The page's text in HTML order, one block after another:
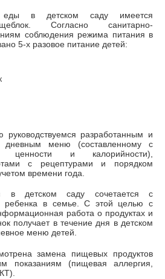
еды в детском саду имеется
Согласно санитарно-
соблюдения режима питания в
5-х разовое питание детей:
разработанным и
меню (составленному с
ценности и калорийности),
с рецептурами и порядком
времени года.
в детском саду сочетается с
ребенка в семье. С этой целью с
работа о продуктах и
получает в течение дня в детском
меню детей.
замена пищевых продуктов
показаниям (пищевая аллергия,